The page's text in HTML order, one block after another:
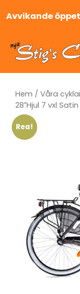
tillAvvikande
Hem / Våra
28″Hjul 7 vxl
Rea!